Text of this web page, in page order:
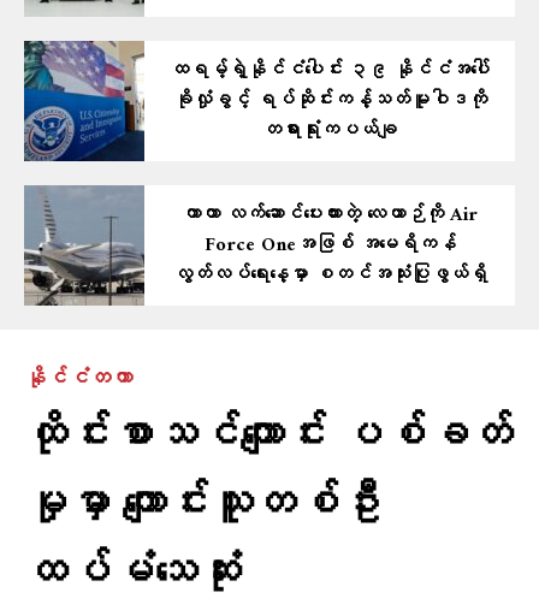
ထရမ့်ရဲ့နိုင်ငံ​ပေါင်း ၃၉ နိုင်ငံအပေါ်
ခိုလှုံခွင့် ရပ်ဆိုင်းကန့်သတ်မူဝါဒကို
တရားရုံးကပယ်ချ
ကာတာ လက်ဆောင်ပေးထားတဲ့ လေယာဉ်ကို Air
Force Oneအဖြစ် အမေရိကန်
လွတ်လပ်ရေးနေ့မှာ စတင်အသုံးပြုဖွယ်ရှိ
နိုင်ငံတကာ
ထိုင်းစာသင်ကျောင်း ပစ်ခတ်
မှုမှာ ကျောင်းသူတစ်ဦး
ထပ်မံသေဆုံး